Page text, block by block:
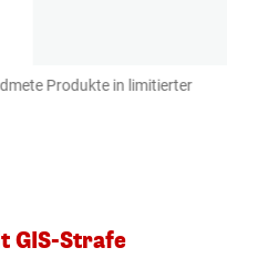
Produkte in limitierter
GIS-Strafe